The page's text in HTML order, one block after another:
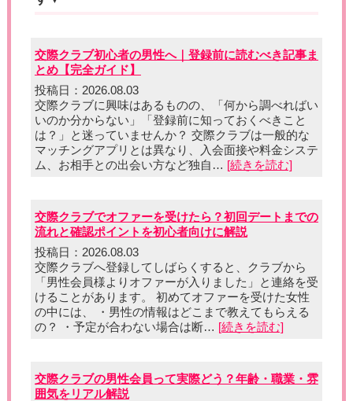
交際クラブ初心者の男性へ｜登録前に読むべき記事ま
とめ【完全ガイド】
投稿日：2026.08.03
交際クラブに興味はあるものの、「何から調べればい
いのか分からない」「登録前に知っておくべきこと
は？」と迷っていませんか？ 交際クラブは一般的な
マッチングアプリとは異なり、入会面接や料金システ
ム、お相手との出会い方など独自… [続きを読む]
交際クラブでオファーを受けたら？初回デートまでの
流れと確認ポイントを初心者向けに解説
投稿日：2026.08.03
交際クラブへ登録してしばらくすると、クラブから
「男性会員様よりオファーが入りました」と連絡を受
けることがあります。 初めてオファーを受けた女性
の中には、 ・男性の情報はどこまで教えてもらえる
の？ ・予定が合わない場合は断… [続きを読む]
交際クラブの男性会員って実際どう？年齢・職業・雰
囲気をリアル解説